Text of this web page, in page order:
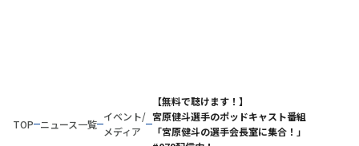
TOP ニュース一覧
イベント/
メディア
【無料で聴けます！】
宮原健斗選手のポッドキャスト番組
「宮原健斗の選手会長室に集合！」